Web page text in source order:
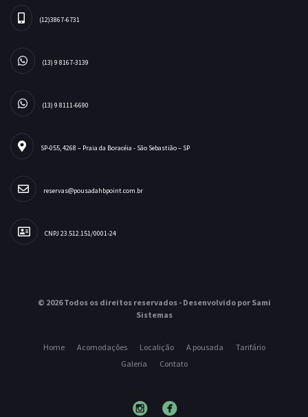
(12)3867-6731
(13) 9 8167-3139
(13) 9 8111-6690
SP-055, 4268 – Praia da Boracéia - São Sebastião – SP
reservas@pousadahbpoint.com.br
CNPJ 23.512.151/0001-24
© 2026 Todos os direitos reservados - Desenvolvido por Sami
Sistemas
Home Acomodações Localição A pousada
Tarifário
Galeria
Contato